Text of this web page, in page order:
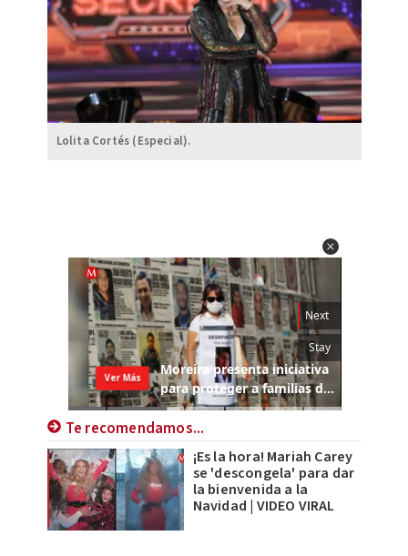
Lolita Cortés (Especial).
Te recomendamos...
¡Es la hora! Mariah Carey
se 'descongela' para dar
la bienvenida a la
Navidad | VIDEO VIRAL